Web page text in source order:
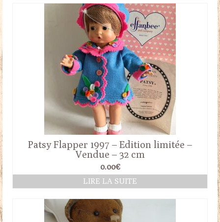
Patsy Flapper 1997 – Edition limitée –
Vendue – 32 cm
0.00€
LIRE LA SUITE